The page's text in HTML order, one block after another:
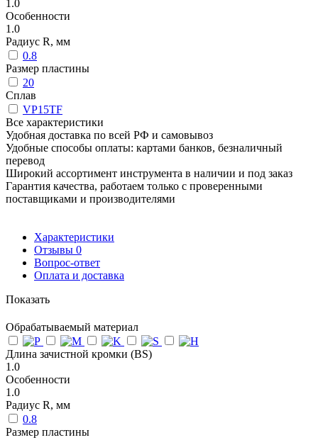
1.0
Особенности
1.0
Радиус R, мм
0.8
Размер пластины
20
Сплав
VP15TF
Все характеристики
Удобная доставка по всей РФ и самовывоз
Удобные способы оплаты: картами банков, безналичный
перевод
Широкий ассортимент инструмента в наличии и под заказ
Гарантия качества, работаем только с проверенными
поставщиками и производителями
Характеристики
Отзывы 0
Вопрос-ответ
Оплата и доставка
Показать
Обрабатываемый материал
Длина зачистной кромки (BS)
1.0
Особенности
1.0
Радиус R, мм
0.8
Размер пластины